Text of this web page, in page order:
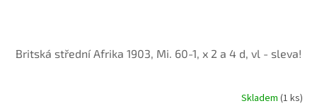
Britská střední Afrika 1903, Mi. 60-1, x 2 a 4 d, vl - sleva!
Skladem (1 ks)